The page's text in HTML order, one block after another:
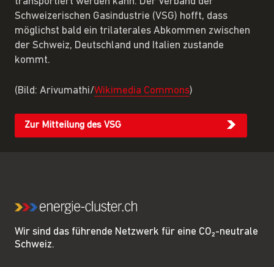
Schweizerischen Gasindustrie (VSG) hofft, dass
möglichst bald ein trilaterales Abkommen zwischen
der Schweiz, Deutschland und Italien zustande
kommt.
(Bild: Arivumathi/Wikimedia Commons)
Zur Mitteilung des VSG
Wir sind das führende Netzwerk für eine CO₂-neutrale
Schweiz.